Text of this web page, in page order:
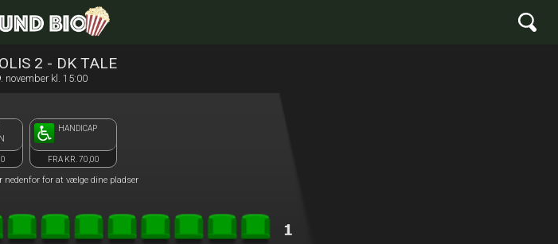
2 - DK TALE
november kl. 15:00
HANDICAP
FRA KR. 70,00
nedenfor for at vælge dine pladser
temp 081427